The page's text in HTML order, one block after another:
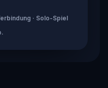
· Solo-Spiel